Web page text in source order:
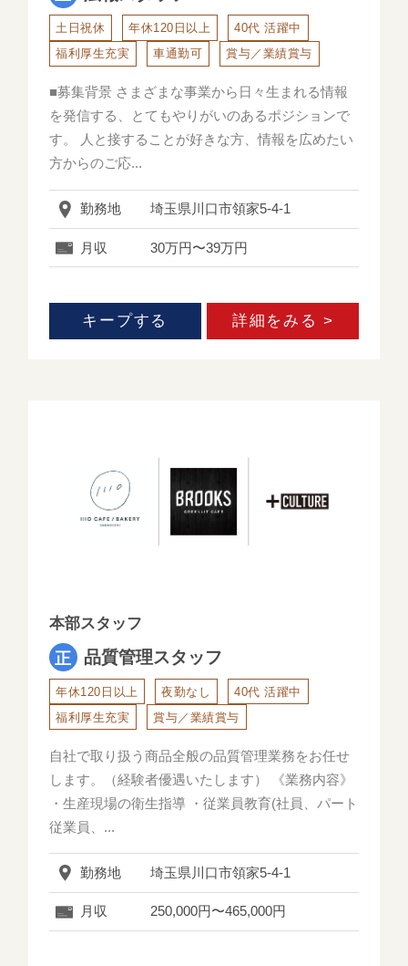
土日祝休 年休120日以上
40代 活躍中
福利厚生充実
車通勤可 賞与／業績賞与
■募集背景 さまざまな事業から日々生まれる情報
を発信する、とてもやりがいのあるポジションで
す。 人と接することが好きな方、情報を広めたい
方からのご応...
勤務地 埼玉県川口市領家5-4-1
月収 30万円〜39万円
キープする 詳細をみる >
本部スタッフ
品質管理スタッフ
年休120日以上 夜勤なし
40代 活躍中
福利厚生充実
賞与／業績賞与
自社で取り扱う商品全般の品質管理業務をお任せ
します。（経験者優遇いたします） 《業務内容》
・生産現場の衛生指導 ・従業員教育(社員、パート
従業員、...
勤務地 埼玉県川口市領家5-4-1
月収 250,000円〜465,000円